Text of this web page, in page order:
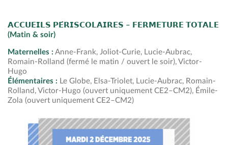
𝗔𝗖𝗖𝗨𝗘𝗜𝗟𝗦 𝗣𝗘́𝗥𝗜𝗦𝗖𝗢𝗟𝗔𝗜𝗥𝗘𝗦 – 𝗙𝗘𝗥𝗠𝗘𝗧𝗨𝗥𝗘 𝗧𝗢𝗧𝗔𝗟𝗘
(Matin & soir)
Maternelles : Anne-Frank, Joliot-Curie, Lucie-Aubrac,
Romain-Rolland (fermé le matin / ouvert le soir), Victor-
Hugo
Élémentaires : Le Globe, Elsa-Triolet, Lucie-Aubrac, Romain-
Rolland, Victor-Hugo (ouvert uniquement CE2–CM2), Émile-
Zola (ouvert uniquement CE2–CM2)